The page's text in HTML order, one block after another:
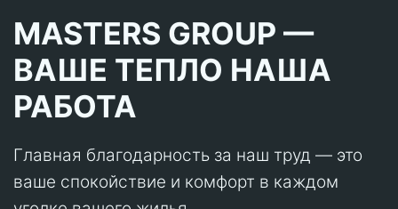
MASTERS GROUP —
ВАШЕ ТЕПЛО НАША
РАБОТА
Главная благодарность за наш труд — это
ваше спокойствие и комфорт в каждом